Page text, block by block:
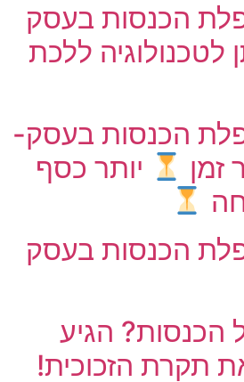
הכנסות בעסק
4#: תן לטכנולוגיה ללכת
הכנסות בעסק-
יותר כסף
הכנסות בעסק
הכנסות? הגיע
תקרת הזכוכית!